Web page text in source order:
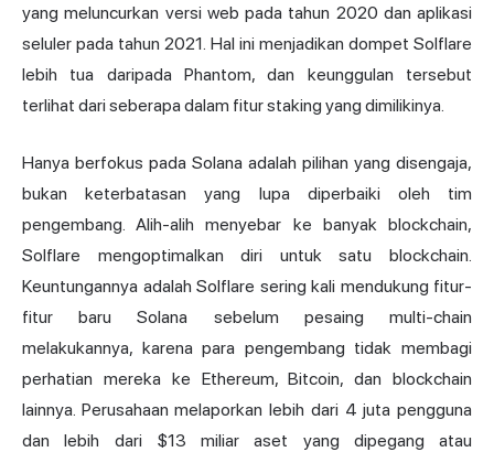
yang meluncurkan versi web pada tahun 2020 dan aplikasi
seluler pada tahun 2021. Hal ini menjadikan dompet Solflare
lebih tua daripada Phantom, dan keunggulan tersebut
terlihat dari seberapa dalam fitur staking yang dimilikinya.
Hanya berfokus pada Solana adalah pilihan yang disengaja,
bukan keterbatasan yang lupa diperbaiki oleh tim
pengembang. Alih-alih menyebar ke banyak blockchain,
Solflare mengoptimalkan diri untuk satu blockchain.
Keuntungannya adalah Solflare sering kali mendukung fitur-
fitur baru Solana sebelum pesaing multi-chain
melakukannya, karena para pengembang tidak membagi
perhatian mereka ke Ethereum, Bitcoin, dan blockchain
lainnya. Perusahaan melaporkan lebih dari 4 juta pengguna
dan lebih dari $13 miliar aset yang dipegang atau